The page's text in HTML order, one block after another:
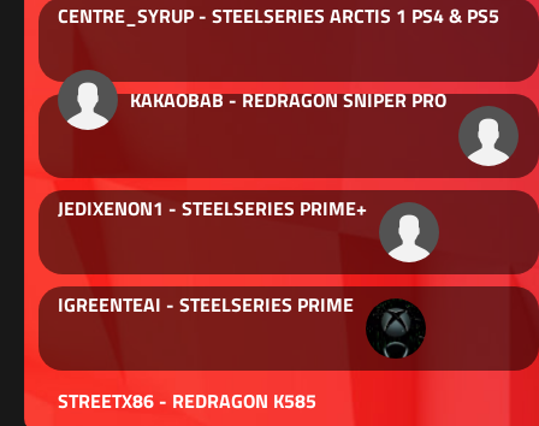
CENTRE_SYRUP - STEELSERIES ARCTIS 1 PS4 & PS5
KAKAOBAB - REDRAGON SNIPER PRO
JEDIXENON1 - STEELSERIES PRIME+
IGREENTEAI - STEELSERIES PRIME
STREETX86 - REDRAGON K585